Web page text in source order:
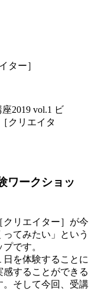
ター］
ワークショッ
クリエイター］が今
てみたい」という
です。
を体験することに
することができる
。そして今回、受講